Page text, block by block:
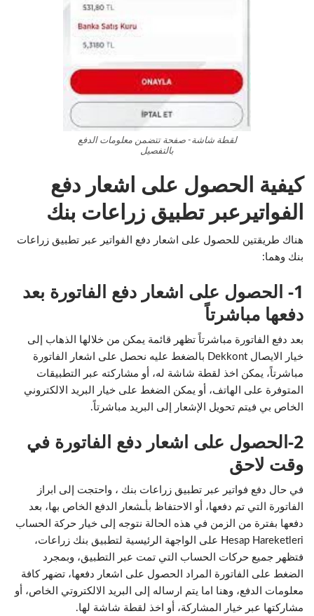
لقطة شاشة- صفحة تتضمن معلومات الدفع
بالتفصيل
كيفية الحصول على اشعار دفع
الفواتيرعبر تطبيق زراعات بنك
هناك طريقتين للحصول على اشعار دفع الفواتير عبر تطبيق زراعات
بنك وهما:
1- الحصول على اشعار دفع الفاتورة بعد
دفعها مباشرتاً
بعد دفع الفاتورة مباشرتاً تظهر قائمة يمكن من خلالها الذهاب إلى
خيار الايصال Dekkont بالضغط عليه نحصل على اشعار الفاتورة
مباشرتاً، يمكن اخذ لقطة شاشة له، أو مشاركته عبر التطبيقات
المتوفرة على الهاتف، أو يمكن الضغط على خيار البريد الالكتروني
الخاص بي فيتم تحويل الإشعار إلى البريد مباشرتاً.
2-الحصول على اشعار دفع الفاتورة في
وقت لاحق
في حال دفع فواتير عبر تطبيق زراعات بنك ، واحتجت إلى ابراز
الفاتورة التي تم دفعها، أو الاحتفاظ بأـشعار الدفع الخاص بها، بعد
دفعها بفترة من الزمن في هذه الحالة نتوجه إلى خيار حركة الحساب
Hesap Hareketleri على الواجهة الرئيسية لتطبيق بنك زراعات،
فتظهر جميع حركات الحساب التي تمت عبر التطبيق، وبمجرد
الضغط على الفاتورة المراد الحصول على اشعار دفعها، تضهر كافة
معلومات الدفع، وهنا اما يتم ارساله إلى البريد الالكتروتي الخاص، أو
مشاركتها عبر خيار المشاركة، أو اخذ لقطة شاشة لها.